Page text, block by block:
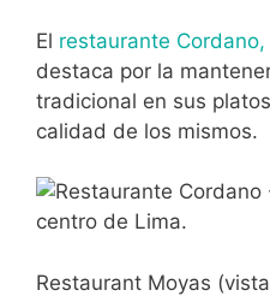
El restaurante Cordano,
destaca por la
tradicional en sus
calidad de los mismos.
Restaurant Moyas